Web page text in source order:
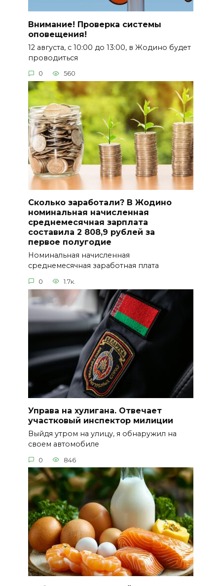
Внимание! Проверка системы
оповещения!
12 августа, с 10:00 до 13:00, в Жодино будет
проводиться
0 560
Сколько заработали? В Жодино
номинальная начисленная
среднемесячная зарплата
составила 2 808,9 рублей за
первое полугодие
Номинальная начисленная
среднемесячная заработная плата
0 1.7к.
Управа на хулигана. Отвечает
участковый инспектор милиции
Выйдя утром на улицу, я обнаружил на
своем автомобиле
0 846